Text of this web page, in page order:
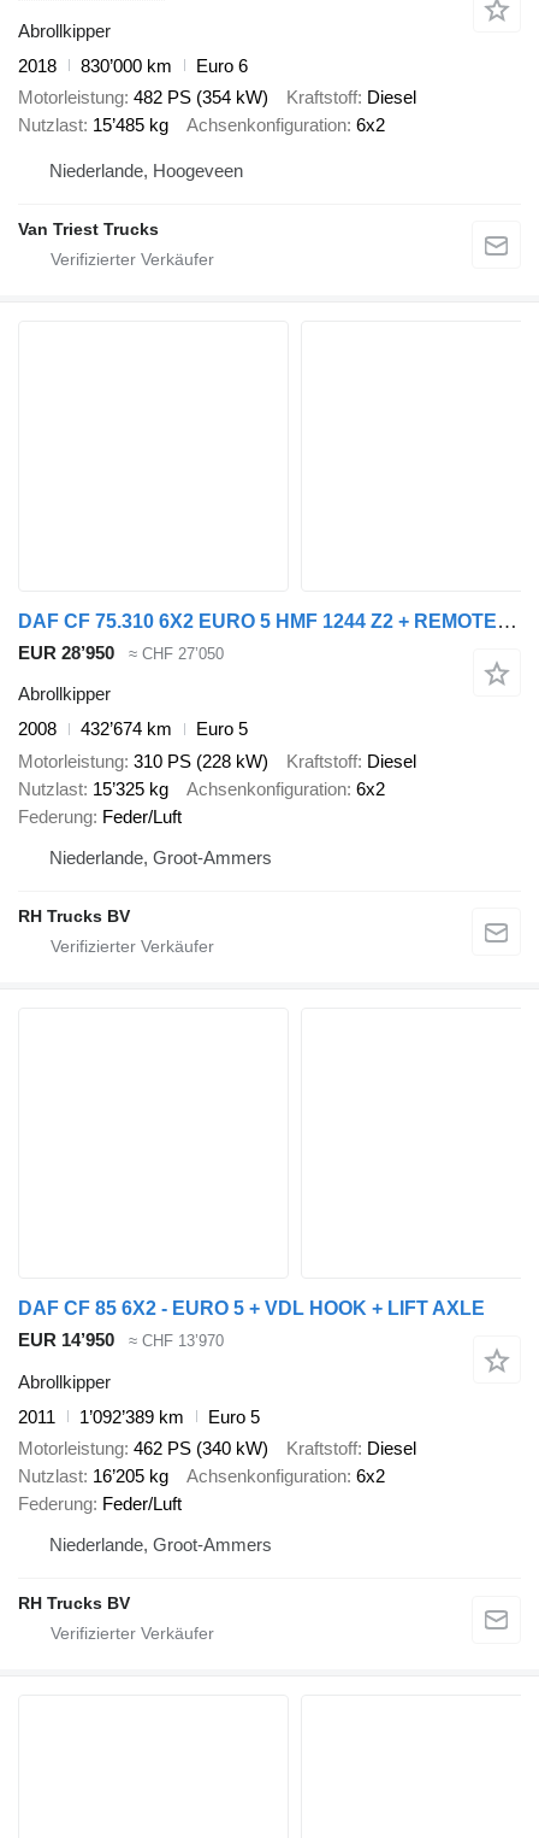
Abrollkipper
2018
830’000 km
Euro 6
Motorleistung 482 PS (354 kW) Kraftstoff Diesel
Nutzlast 15’485 kg Achsenkonfiguration 6x2
Niederlande, Hoogeveen
Van Triest Trucks
DAF CF 75.310 6X2 EURO 5 HMF 1244 Z2 + REMOTE + HIAB 17T HOOK
EUR 28’950 ≈ CHF 27’050
Abrollkipper
2008
432’674 km
Euro 5
Motorleistung 310 PS (228 kW) Kraftstoff Diesel
Nutzlast 15’325 kg Achsenkonfiguration 6x2
Federung Feder/Luft
Niederlande, Groot-Ammers
RH Trucks BV
DAF CF 85 6X2 - EURO 5 + VDL HOOK + LIFT AXLE
EUR 14’950
≈ CHF 13’970
Abrollkipper
2011
1’092’389 km
Euro 5
Motorleistung 462 PS (340 kW) Kraftstoff Diesel
Nutzlast 16’205 kg Achsenkonfiguration 6x2
Federung Feder/Luft
Niederlande, Groot-Ammers
RH Trucks BV